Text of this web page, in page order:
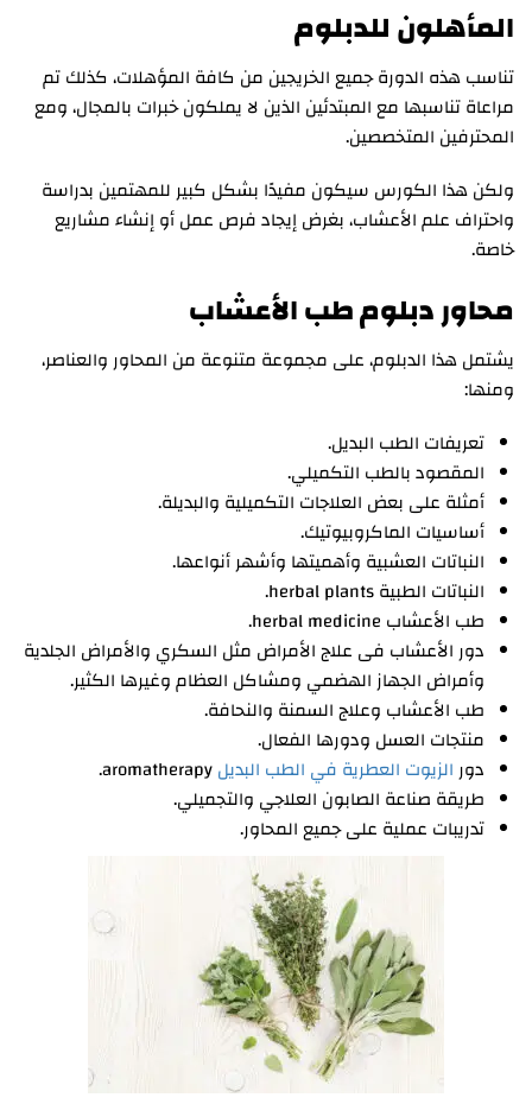
المأهلون للدبلوم
تناسب هذه الدورة جميع الخريجين من كافة المؤهلات، كذلك تم
مراعاة تناسبها مع المبتدئين الذين لا يملكون خبرات بالمجال، ومع
المحترفين المتخصصين.
ولكن هذا الكورس سيكون مفيدًا بشكل كبير للمهتمين بدراسة
واحتراف علم الأعشاب، بغرض إيجاد فرص عمل أو إنشاء مشاريع
خاصة.
محاور دبلوم طب الأعشاب
يشتمل هذا الدبلوم، على مجموعة متنوعة من المحاور والعناصر،
ومنها:
تعريفات الطب البديل.
المقصود بالطب التكميلي.
أمثلة على بعض العلاجات التكميلية والبديلة.
أساسيات الماكروبيوتيك.
النباتات العشبية وأهميتها وأشهر أنواعها.
النباتات الطبية herbal plants.
طب الأعشاب herbal medicine.
دور الأعشاب فى علاج الأمراض مثل السكري والأمراض الجلدية
وأمراض الجهاز الهضمي ومشاكل العظام وغيرها الكثير.
طب الأعشاب وعلاج السمنة والنحافة.
منتجات العسل ودورها الفعال.
دورالزيوت العطرية في الطب البديل
طريقة صناعة الصابون العلاجي والتجميلي.
تدريبات عملية على جميع المحاور.